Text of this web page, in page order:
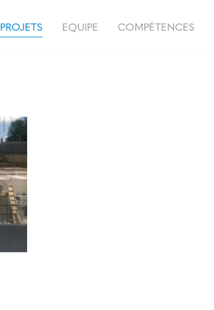
PROJETS EQUIPE COMPÉTENCES